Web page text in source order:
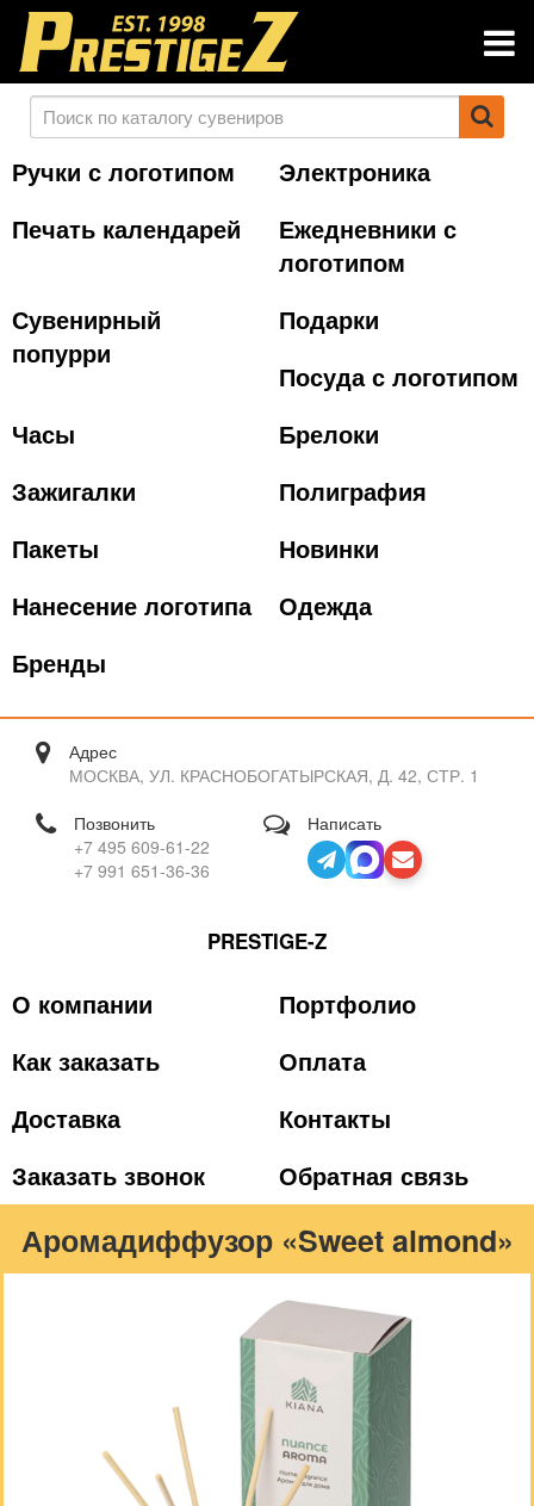
Ручки с логотипом
Электроника
Печать календарей
Ежедневники с
логотипом
Сувенирный
попурри
Подарки
Посуда с логотипом
Часы
Брелоки
Зажигалки
Полиграфия
Пакеты
Новинки
Нанесение логотипа
Одежда
Бренды
Адрес
МОСКВА, УЛ. КРАСНОБОГАТЫРСКАЯ, Д. 42, СТР. 1
Позвонить
+7 495 609-61-22
+7 991 651-36-36
Написать
PRESTIGE-Z
О компании
Портфолио
Как заказать
Оплата
Доставка
Контакты
Заказать звонок
Обратная связь
Аромадиффузор «Sweet almond»